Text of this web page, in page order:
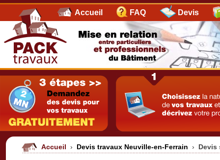
Accueil FAQ Devis
Accueil › Devis travaux Neuville-en-Ferrain › Devis